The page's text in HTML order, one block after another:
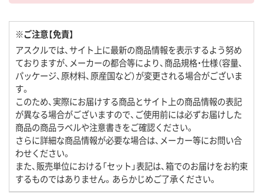
※ご注意【免責】
アスクルでは、サイト上に最新の商品情報を表示するよう努め
ておりますが、メーカーの都合等により、商品規格・仕様（容量、
パッケージ、原材料、原産国など）が変更される場合がございま
す。
このため、実際にお届けする商品とサイト上の商品情報の表記
が異なる場合がございますので、ご使用前には必ずお届けした
商品の商品ラベルや注意書きをご確認ください。
さらに詳細な商品情報が必要な場合は、メーカー等にお問い合
わせください。
また、販売単位における「セット」表記は、箱でのお届けをお約束
するものではありません。あらかじめご了承ください。